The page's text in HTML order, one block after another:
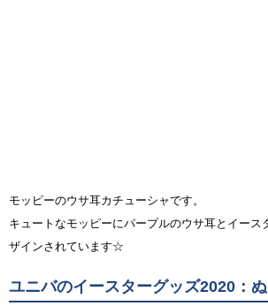
モッピーのウサ耳カチューシャです。
キュートなモッピーにパープルのウサ耳とイース
ザインされています☆
ユニバのイースターグッズ2020：